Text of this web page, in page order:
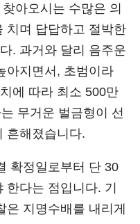
아오시는 수많은 의
치며 답답하고 절박한
. 과거와 달리 음주운
아지면서, 초범이라
에 따라 최소 500만
무거운 벌금형이 선
흔해졌습니다.
확정일로부터 단 30
다는 점입니다. 기
지명수배를 내리게